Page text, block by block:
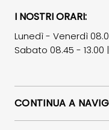
I NOSTRI ORARI:
Lunedì - Venerdì
Sabato 08.45 - 13.00 |
CONTINUA A